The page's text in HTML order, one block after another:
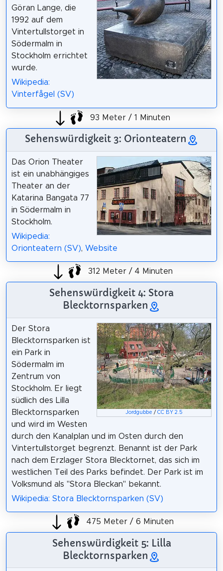
Göran Lange, die
1992 auf dem
Vintertullstorget in
Södermalm in
Stockholm errichtet
wurde.
Wikipedia:
Vinterfågel (SV)
93 Meter / 1 Minuten
Sehenswürdigkeit 3: Orionteatern
Das Orion Theater
ist ein unabhängiges
Theater an der
Katarina Bangata 77
in Södermalm in
Stockholm.
Wikipedia:
Orionteatern (SV), Website
312 Meter / 4 Minuten
Sehenswürdigkeit 4: Stora
Blecktornsparken
Jordgubbe /CC BY 2.5
Der Stora
Blecktornsparken ist
ein Park in
Södermalm im
Zentrum von
Stockholm. Er liegt
südlich des Lilla
Blecktornsparken
und wird im Westen
durch den Kanalplan und im Osten durch den
Vintertullstorget begrenzt. Benannt ist der Park
nach dem Erzlager Stora Blecktornet, das sich im
westlichen Teil des Parks befindet. Der Park ist im
Volksmund als "Stora Bleckan" bekannt.
Wikipedia: Stora Blecktornsparken (SV)
475 Meter / 6 Minuten
Sehenswürdigkeit 5: Lilla
Blecktornsparken